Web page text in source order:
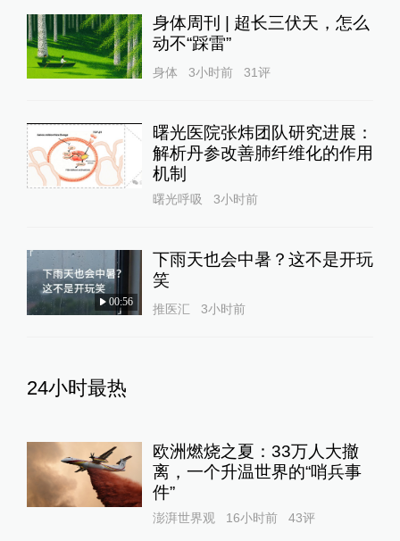
身体周刊 | 超长三伏天，怎么
动不“踩雷”
身体 3小时前 31评
曙光医院张炜团队研究进展：
解析丹参改善肺纤维化的作用
机制
曙光呼吸 3小时前
00:56
下雨天也会中暑？这不是开玩
笑
推医汇 3小时前
24小时最热
欧洲燃烧之夏：33万人大撤
离，一个升温世界的“哨兵事
件”
澎湃世界观 16小时前 43评